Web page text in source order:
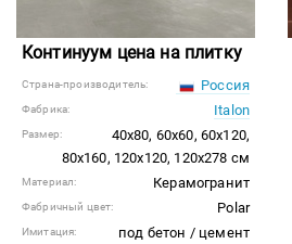
Континуум цена на плитку
Страна-производитель: Россия
Фабрика: Italon
Размер:
40x80, 60x60, 60x120,
80x160, 120x120, 120x278 см
Материал: Керамогранит
Фабричный цвет: Polar
Имитация: под бетон / цемент